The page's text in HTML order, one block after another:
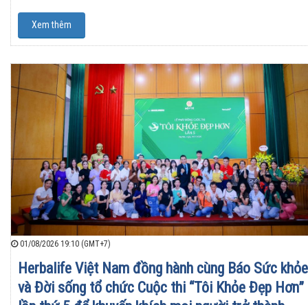
Xem thêm
01/08/2026 19:10 (GMT+7)
Herbalife Việt Nam đồng hành cùng Báo Sức khỏe
và Đời sống tổ chức Cuộc thi “Tôi Khỏe Đẹp Hơn”